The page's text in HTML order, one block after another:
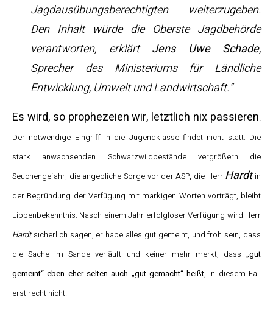
Jagdausübungsberechtigten weiterzugeben.
Den Inhalt würde die Oberste Jagdbehörde
verantworten, erklärt Jens Uwe Schade,
Sprecher des Ministeriums für Ländliche
Entwicklung, Umwelt und Landwirtschaft.“
Es wird, so prophezeien wir, letztlich nix passieren.
Der notwendige Eingriff in die Jugendklasse findet nicht statt. Die
stark anwachsenden Schwarzwildbestände vergrößern die
Seuchengefahr, die angebliche Sorge vor der ASP, die Herr Hardtin
der Begründung der Verfügung mit markigen Worten vorträgt, bleibt
Lippenbekenntnis. Nasch einem Jahr erfolgloser Verfügung wird Herr
Hardtsicherlich sagen, er habe alles gut gemeint, und froh sein, dass
die Sache im Sande verläuft und keiner mehr merkt, dass „gut
gemeint“ eben eher selten auch „gut gemacht“ heißt, in diesem Fall
erst recht nicht!